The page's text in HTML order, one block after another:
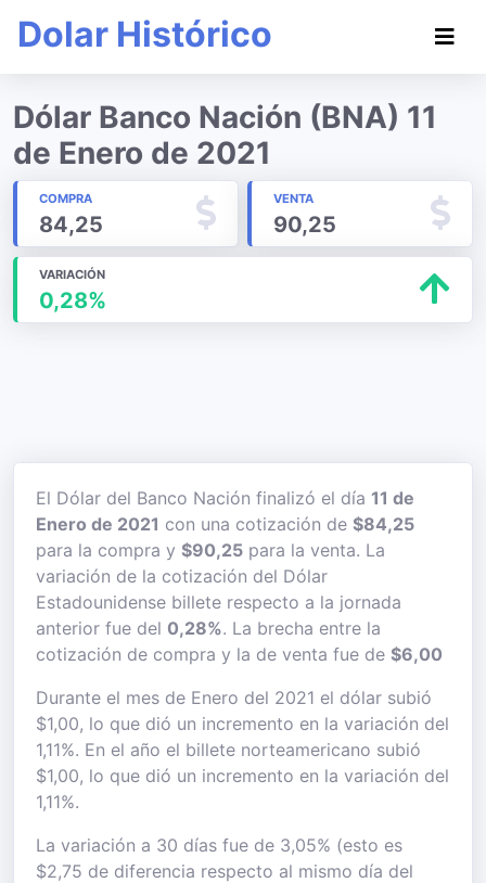
Dolar Histórico
Dólar Banco Nación (BNA) 11
de Enero de 2021
COMPRA
84,25
VENTA
90,25
VARIACIÓN
0,28%
El Dólar del Banco Nación finalizó el día 11 de
Enero de 2021 con una cotización de $84,25
para la compra y $90,25 para la venta. La
variación de la cotización del Dólar
Estadounidense billete respecto a la jornada
anterior fue del 0,28%. La brecha entre la
cotización de compra y la de venta fue de $6,00
Durante el mes de Enero del 2021 el dólar subió
$1,00, lo que dió un incremento en la variación del
1,11%. En el año el billete norteamericano subió
$1,00, lo que dió un incremento en la variación del
1,11%.
La variación a 30 días fue de 3,05% (esto es
$2,75 de diferencia respecto al mismo día del